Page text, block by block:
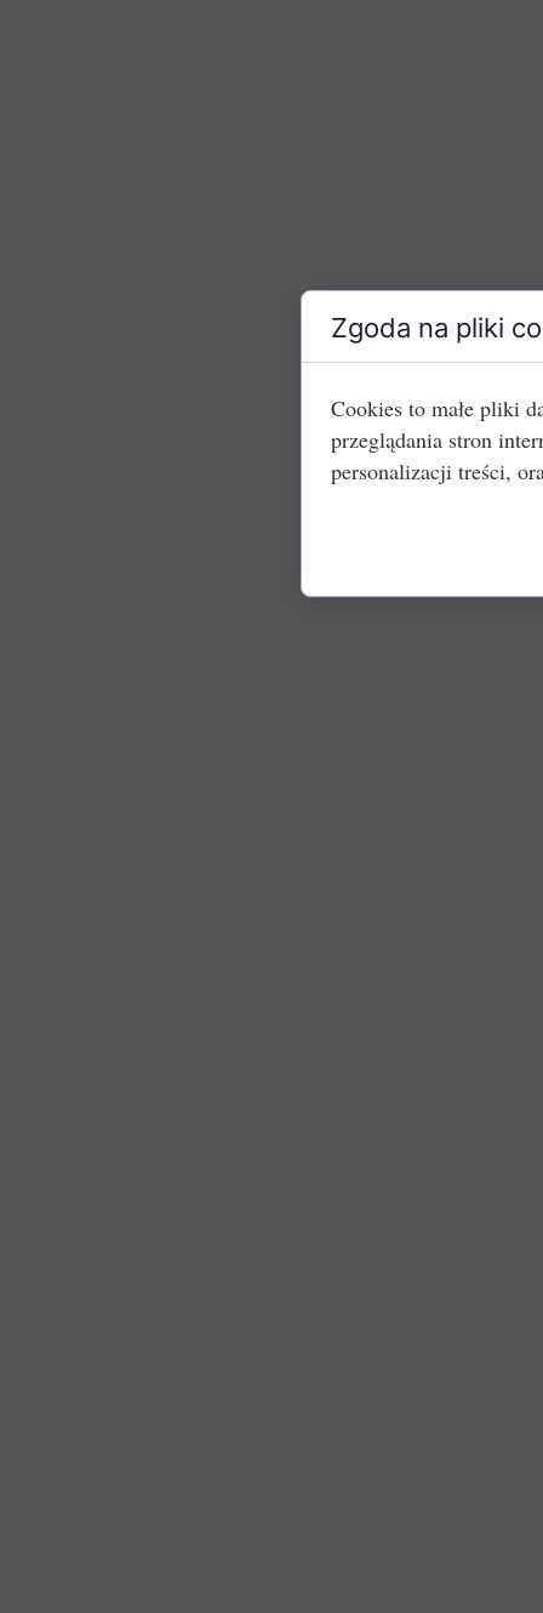
Zgoda na pliki
Cookies to małe pliki
przeglądania stron
personalizacji treści,